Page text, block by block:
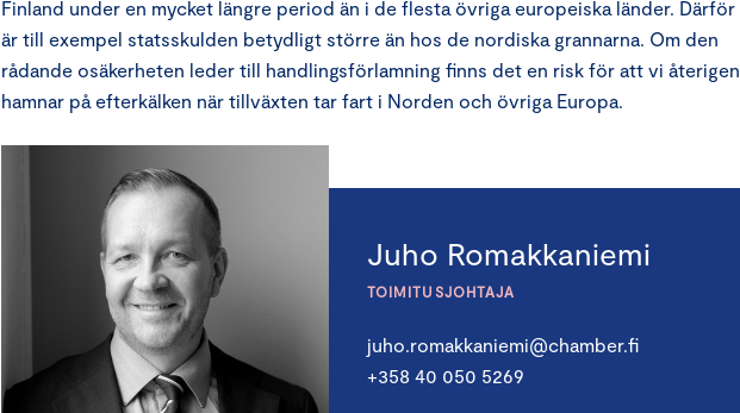
Finland under en mycket längre period än i de flesta övriga europeiska länder. Därför
är till exempel statsskulden betydligt större än hos de nordiska grannarna. Om den
rådande osäkerheten leder till handlingsförlamning finns det en risk för att vi återigen
hamnar på efterkälken när tillväxten tar fart i Norden och övriga Europa.
Juho Romakkaniemi
TOIMITUSJOHTAJA
juho.romakkaniemi@chamber.fi
+358 40 050 5269